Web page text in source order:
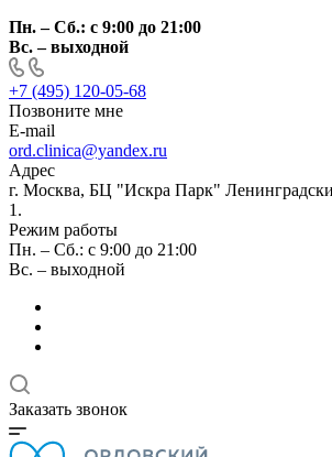
Пн. – Сб.: с 9:00 до 21:00
Вс. – выходной
+7 (495) 120-05-68
Позвоните мне
E-mail
ord.clinica@yandex.ru
Адрес
г. Москва, БЦ "Искра Парк"
1.
Режим работы
Пн. – Сб.: с 9:00 до 21:00
Вс. – выходной
Заказать звонок